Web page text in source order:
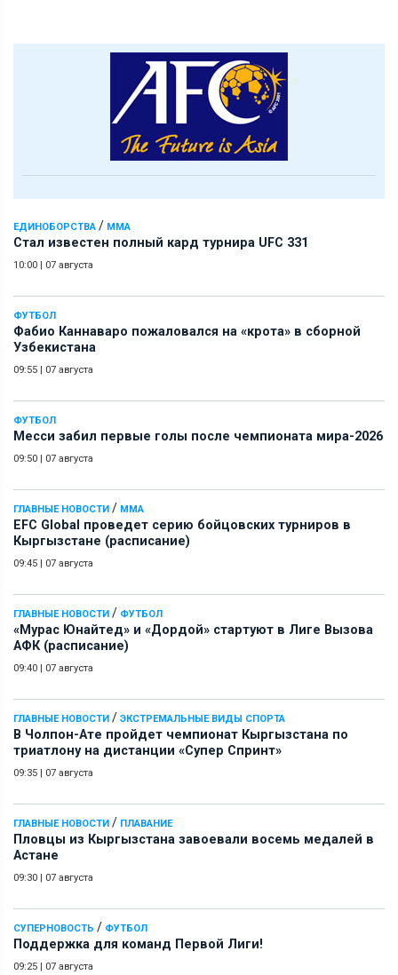
ЕДИНОБОРСТВА / ММА
Стал известен полный кард турнира UFC 331
10:00 | 07 августа
ФУТБОЛ
Фабио Каннаваро пожаловался на «крота» в сборной
Узбекистана
09:55 | 07 августа
ФУТБОЛ
Месси забил первые голы после чемпионата мира-2026
09:50 | 07 августа
ГЛАВНЫЕ НОВОСТИ / ММА
EFC Global проведет серию бойцовских турниров в
Кыргызстане (расписание)
09:45 | 07 августа
ГЛАВНЫЕ НОВОСТИ / ФУТБОЛ
«Мурас Юнайтед» и «Дордой» стартуют в Лиге Вызова
АФК (расписание)
09:40 | 07 августа
ГЛАВНЫЕ НОВОСТИ / ЭКСТРЕМАЛЬНЫЕ ВИДЫ СПОРТА
В Чолпон-Ате пройдет чемпионат Кыргызстана по
триатлону на дистанции «Супер Спринт»
09:35 | 07 августа
ГЛАВНЫЕ НОВОСТИ / ПЛАВАНИЕ
Пловцы из Кыргызстана завоевали восемь медалей в
Астане
09:30 | 07 августа
СУПЕРНОВОСТЬ / ФУТБОЛ
Поддержка для команд Первой Лиги!
09:25 | 07 августа